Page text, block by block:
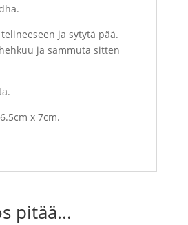
ja sytytä pää.
ja sammuta sitten
x 7cm.
pitää...